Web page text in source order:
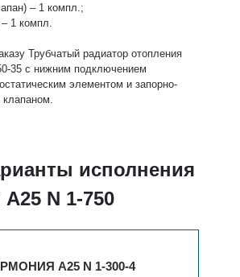
– 1 компл.;
– 1 компл.
Трубчатый радиатор отопления
35 с нижним подключением
элементом и запорно-
клапаном.
исполнения
N 1-750
А25 N 1-300-4